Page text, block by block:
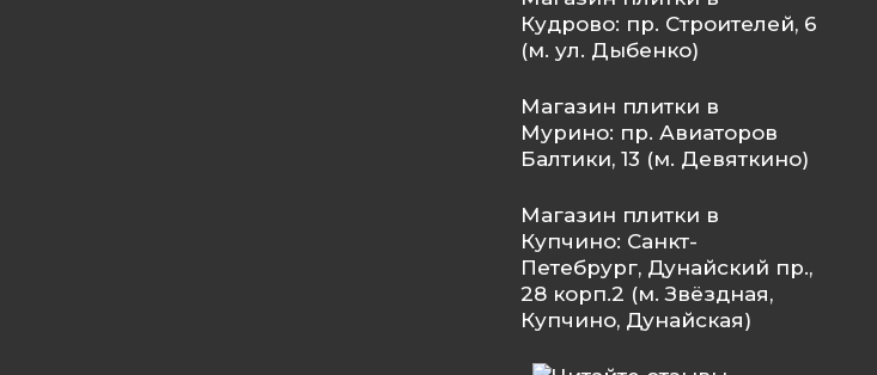
Кудрово: пр. Строителей, 6
(м. ул. Дыбенко)
Магазин плитки в
Мурино: пр. Авиаторов
Балтики, 13 (м. Девяткино)
Магазин плитки в
Купчино: Санкт-
Петебрург, Дунайский пр.,
28 корп.2 (м. Звёздная,
Купчино, Дунайская)